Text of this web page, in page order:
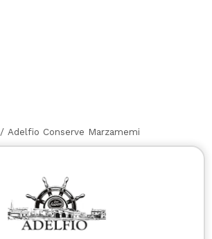
/ Adelfio Conserve Marzamemi